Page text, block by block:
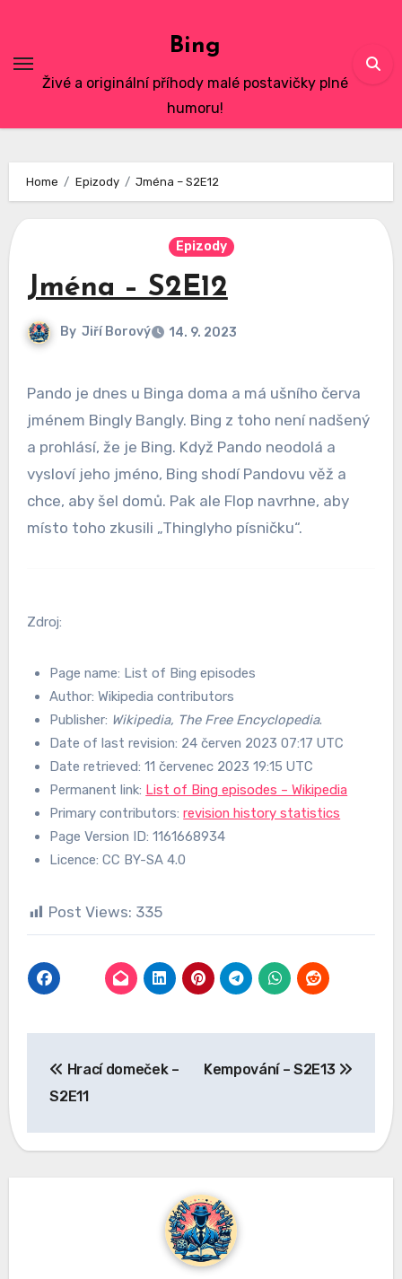
content
Bing
Živé a originální příhody malé postavičky plné
humoru!
Home Epizody Jména – S2E12
Epizody
Jména – S2E12
By Jiří Borový 14. 9. 2023
Pando je dnes u Binga doma a má ušního červa
jménem Bingly Bangly. Bing z toho není nadšený
a prohlásí, že je Bing. Když Pando neodolá a
vysloví jeho jméno, Bing shodí Pandovu věž a
chce, aby šel domů. Pak ale Flop navrhne, aby
místo toho zkusili „Thinglyho písničku“.
Zdroj:
Page name: List of Bing episodes
Author: Wikipedia contributors
Publisher: Wikipedia, The Free Encyclopedia.
Date of last revision: 24 červen 2023 07:17 UTC
Date retrieved: 11 červenec 2023 19:15 UTC
Permanent link: List of Bing episodes – Wikipedia
Primary contributors:revision history statistics
Page Version ID: 1161668934
Licence: CC BY-SA 4.0
Post Views: 335
pro
Hrací domeček –
S2E11
Kempování – S2E13